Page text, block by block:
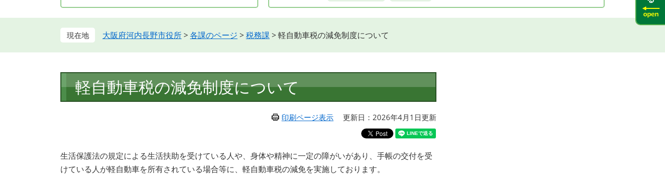
検
大阪府河内長野市役所>各課のページ >税務課 >軽自動車税の減免制度について
文
軽自動車税の減免制度について
印刷ページ表示 更新日：2026年4月1日更新
生活保護法の規定による生活扶助を受けている人や、身体や精神に一定の障がいがあり、手帳の交付を受
けている人が軽自動車を所有されている場合等に、軽自動車税の減免を実施しております。